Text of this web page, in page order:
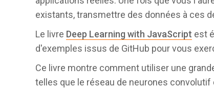
existants, transmettre des données à ces
Le livre Deep Learning with JavaScript est
d'exemples issus de GitHub pour vous
Ce livre montre comment utiliser une
telles que le réseau de neurones